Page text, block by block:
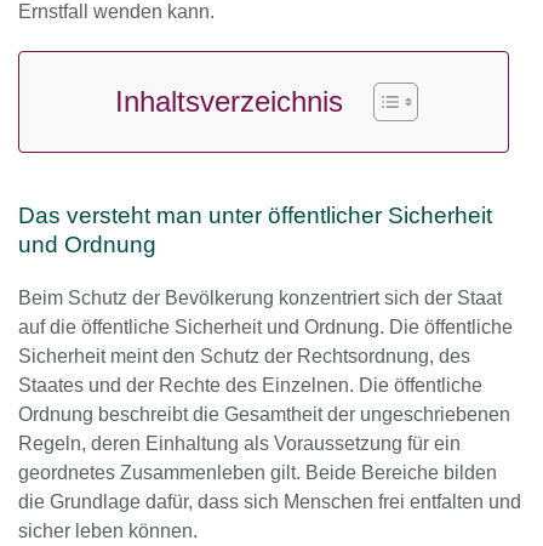
Ernstfall wenden kann.
Inhaltsverzeichnis
Das versteht man unter öffentlicher Sicherheit
und Ordnung
Beim Schutz der Bevölkerung konzentriert sich der Staat
auf die öffentliche Sicherheit und Ordnung. Die öffentliche
Sicherheit meint den Schutz der Rechtsordnung, des
Staates und der Rechte des Einzelnen. Die öffentliche
Ordnung beschreibt die Gesamtheit der ungeschriebenen
Regeln, deren Einhaltung als Voraussetzung für ein
geordnetes Zusammenleben gilt. Beide Bereiche bilden
die Grundlage dafür, dass sich Menschen frei entfalten und
sicher leben können.